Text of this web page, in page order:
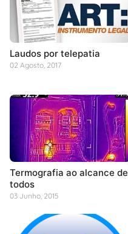
Laudos por telepatia
02 Agosto, 2017
Termografia ao alcance de
todos
03 Junho, 2015